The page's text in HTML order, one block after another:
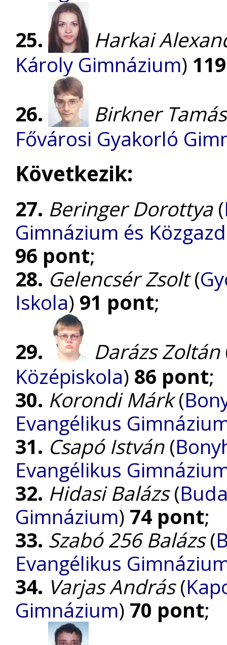
25.
Harkai
Károly Gimnázium)
26.
Birkner Tamás
Fővárosi Gyakorló
Következik:
27. Beringer Dorottya(
Gimnázium és
96 pont;
28. Gelencsér Zsolt(
Iskola) 91 pont;
29.
Darázs Zoltán
Középiskola) 86 pont;
30. Korondi Márk(
Evangélikus
31. Csapó István(
Evangélikus
32. Hidasi Balázs(
Gimnázium) 74 pont;
33. Szabó 256 Balázs(
Evangélikus
34. Varjas András(
Gimnázium) 70 pont;